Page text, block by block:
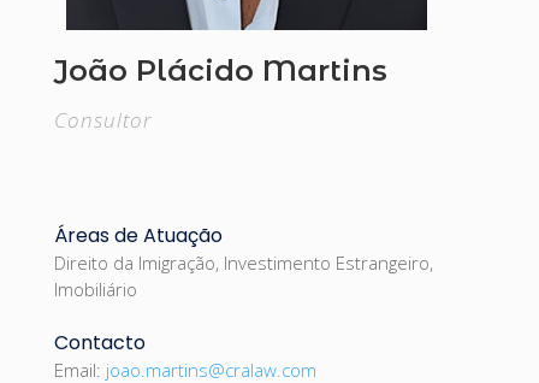
João Plácido Martins
Consultor
Áreas de Atuação
Direito da Imigração, Investimento Estrangeiro,
Imobiliário
Contacto
Email: joao.martins@cralaw.com